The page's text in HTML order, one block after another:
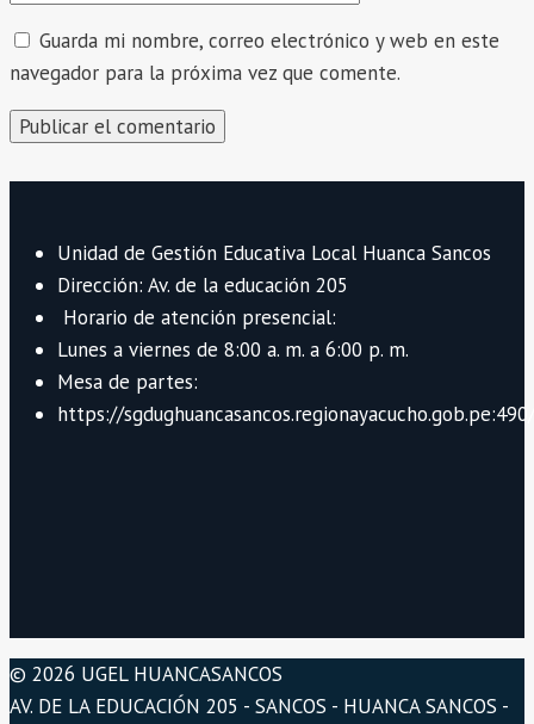
Guarda mi nombre, correo electrónico y web en este
navegador para la próxima vez que comente.
Unidad de Gestión Educativa Local Huanca Sancos
Dirección: Av. de la educación 205
Horario de atención presencial:
Lunes a viernes de 8:00 a. m. a 6:00 p. m.
Mesa de partes:
https://
© 2026 UGEL HUANCASANCOS
AV. DE LA EDUCACIÓN 205 - SANCOS - HUANCA SANCOS -